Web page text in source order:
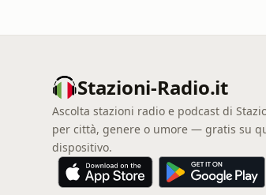
Stazioni-Radio.it
Ascolta stazioni radio e podcast di
per città, genere o umore — gratis su
dispositivo.